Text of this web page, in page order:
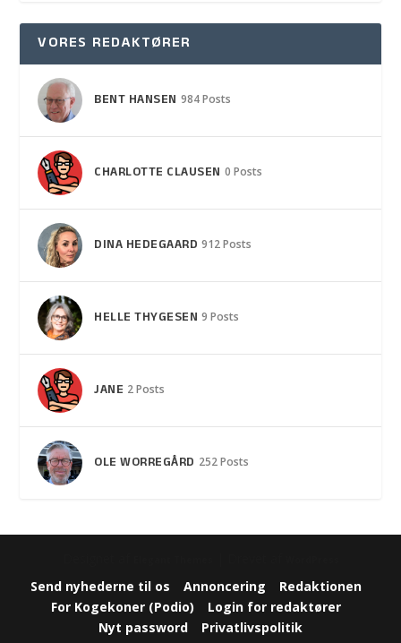
VORES REDAKTØRER
BENT HANSEN 984 Posts
CHARLOTTE CLAUSEN 0 Posts
DINA HEDEGAARD 912 Posts
HELLE THYGESEN 9 Posts
JANE 2 Posts
OLE WORREGÅRD 252 Posts
Send nyhederne til os Annoncering
Redaktionen
For Kogekoner (Podio)
Login for redaktører
Nyt password
Privatlivspolitik